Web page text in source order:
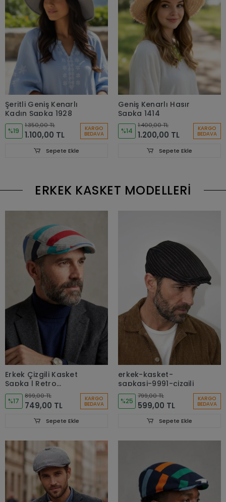
Şeritli Geniş Kenarlı
Kadın Şapka 1928
%19
1.350,00 TL
1.100,00 TL
KARGO
BEDAVA
Sepete Ekle
Geniş Kenarlı Hasır
Şapka 1414
%14
1.400,00 TL
1.200,00 TL
KARGO
BEDAVA
Sepete Ekle
ERKEK KASKET MODELLERİ
Erkek Çizgili Kasket
Şapka | Retro
Newsboy Cap -
bayşapkacı-8281
%17
899,00 TL
749,00 TL
KARGO
BEDAVA
Sepete Ekle
erkek-kasket-
sapkasi-9991-çizgili
%25
799,00 TL
599,00 TL
KARGO
BEDAVA
Sepete Ekle